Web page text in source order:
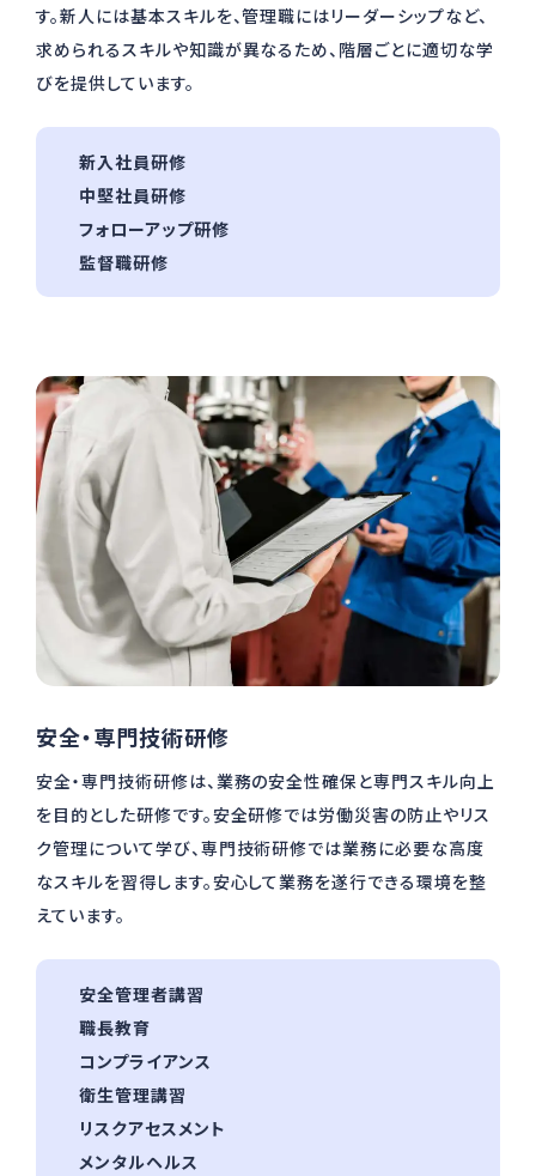
す。新⼈には基本スキルを、管理職にはリーダーシップなど、
求められるスキルや知識が異なるため、階層ごとに適切な学
びを提供しています。
新入社員研修
中堅社員研修
フォローアップ研修
監督職研修
安全・専⾨技術研修
安全・専⾨技術研修は、業務の安全性確保と専⾨スキル向上
を⽬的とした研修です。安全研修では労働災害の防⽌やリス
ク管理について学び、専⾨技術研修では業務に必要な⾼度
なスキルを習得します。安⼼して業務を遂⾏できる環境を整
えています。
安全管理者講習
職⻑教育
コンプライアンス
衛⽣管理講習
リスクアセスメント
メンタルヘルス